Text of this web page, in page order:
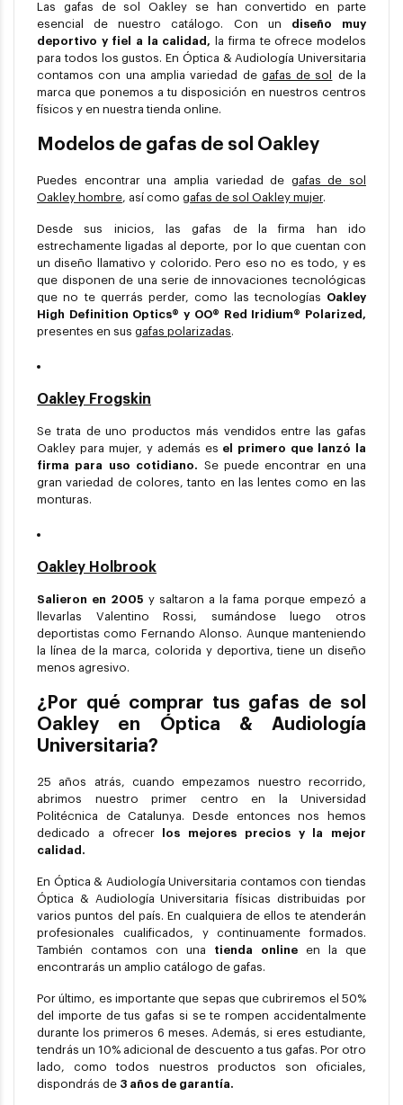
Las gafas de sol Oakley se han convertido en parte
esencial de nuestro catálogo. Con un diseño muy
deportivo y fiel a la calidad,
la firma te ofrece modelos
para todos los gustos. En Óptica & Audiología Universitaria
contamos con una amplia variedad de gafas de sol
de la
marca que ponemos a tu disposición en nuestros centros
físicos y en nuestra tienda online.
Modelos de gafas de sol Oakley
Puedes encontrar una amplia variedad de gafas de sol
Oakley hombre, así como gafas de sol Oakley mujer.
Desde sus inicios, las gafas de la firma han ido
estrechamente ligadas al deporte, por lo que cuentan con
un diseño llamativo y colorido. Pero eso no es todo, y es
que disponen de una serie de innovaciones tecnológicas
que no te querrás perder, como las tecnologías Oakley
High Definition Optics® y OO® Red Iridium® Polarized,
presentes en sus gafas polarizadas.
Oakley Frogskin
Se trata de uno productos más vendidos entre las gafas
Oakley para mujer, y además es el primero que lanzó la
firma para uso cotidiano. Se puede encontrar en una
gran variedad de colores, tanto en las lentes como en las
monturas.
Oakley Holbrook
Salieron en 2005 y saltaron a la fama porque empezó a
llevarlas Valentino Rossi, sumándose luego otros
deportistas como Fernando Alonso. Aunque manteniendo
la línea de la marca, colorida y deportiva, tiene un diseño
menos agresivo.
¿Por qué comprar tus gafas de sol
Oakley en Óptica & Audiología
Universitaria?
25 años atrás, cuando empezamos nuestro recorrido,
abrimos nuestro primer centro en la Universidad
Politécnica de Catalunya. Desde entonces nos hemos
dedicado a ofrecer
los mejores precios y la mejor
calidad.
En Óptica & Audiología Universitaria contamos con tiendas
Óptica & Audiología Universitaria físicas distribuidas por
varios puntos del país. En cualquiera de ellos te atenderán
profesionales cualificados, y continuamente formados.
También contamos con una tienda online en la que
encontrarás un amplio catálogo de gafas.
Por último, es importante que sepas que cubriremos el 50%
del importe de tus gafas si se te rompen accidentalmente
durante los primeros 6 meses. Además, si eres estudiante,
tendrás un 10% adicional de descuento a tus gafas. Por otro
lado, como todos nuestros productos son oficiales,
dispondrás de 3 años de garantía.